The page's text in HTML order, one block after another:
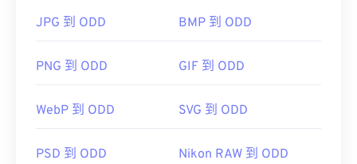
CBZ 檔案預設使用免費軟體CDisplay Comic Reader
取文件，然後將它們重新歸檔為另一種歸檔文件格
JPG 到 ODD BMP 到 ODD
PNG 到 ODD GIF 到 ODD
WebP 到 ODD SVG 到 ODD
PSD 到 ODD Nikon RAW 到 ODD